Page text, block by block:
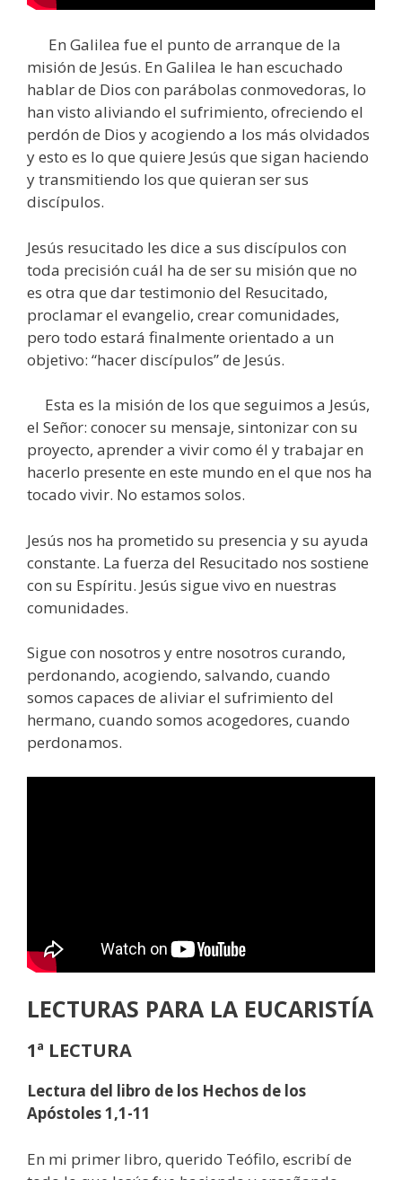
En Galilea fue el punto de arranque de la
misión de Jesús. En Galilea le han escuchado
hablar de Dios con parábolas conmovedoras, lo
han visto aliviando el sufrimiento, ofreciendo el
perdón de Dios y acogiendo a los más olvidados
y esto es lo que quiere Jesús que sigan haciendo
y transmitiendo los que quieran ser sus
discípulos.
Jesús resucitado les dice a sus discípulos con
toda precisión cuál ha de ser su misión que no
es otra que dar testimonio del Resucitado,
proclamar el evangelio, crear comunidades,
pero todo estará finalmente orientado a un
objetivo: “hacer discípulos” de Jesús.
Esta es la misión de los que seguimos a Jesús,
el Señor: conocer su mensaje, sintonizar con su
proyecto, aprender a vivir como él y trabajar en
hacerlo presente en este mundo en el que nos ha
tocado vivir. No estamos solos.
Jesús nos ha prometido su presencia y su ayuda
constante. La fuerza del Resucitado nos sostiene
con su Espíritu. Jesús sigue vivo en nuestras
comunidades.
Sigue con nosotros y entre nosotros curando,
perdonando, acogiendo, salvando, cuando
somos capaces de aliviar el sufrimiento del
hermano, cuando somos acogedores, cuando
perdonamos.
LECTURAS PARA LA EUCARISTÍA
1ª LECTURA
Lectura del libro de los Hechos de los
Apóstoles 1,1-11
En mi primer libro, querido Teófilo, escribí de